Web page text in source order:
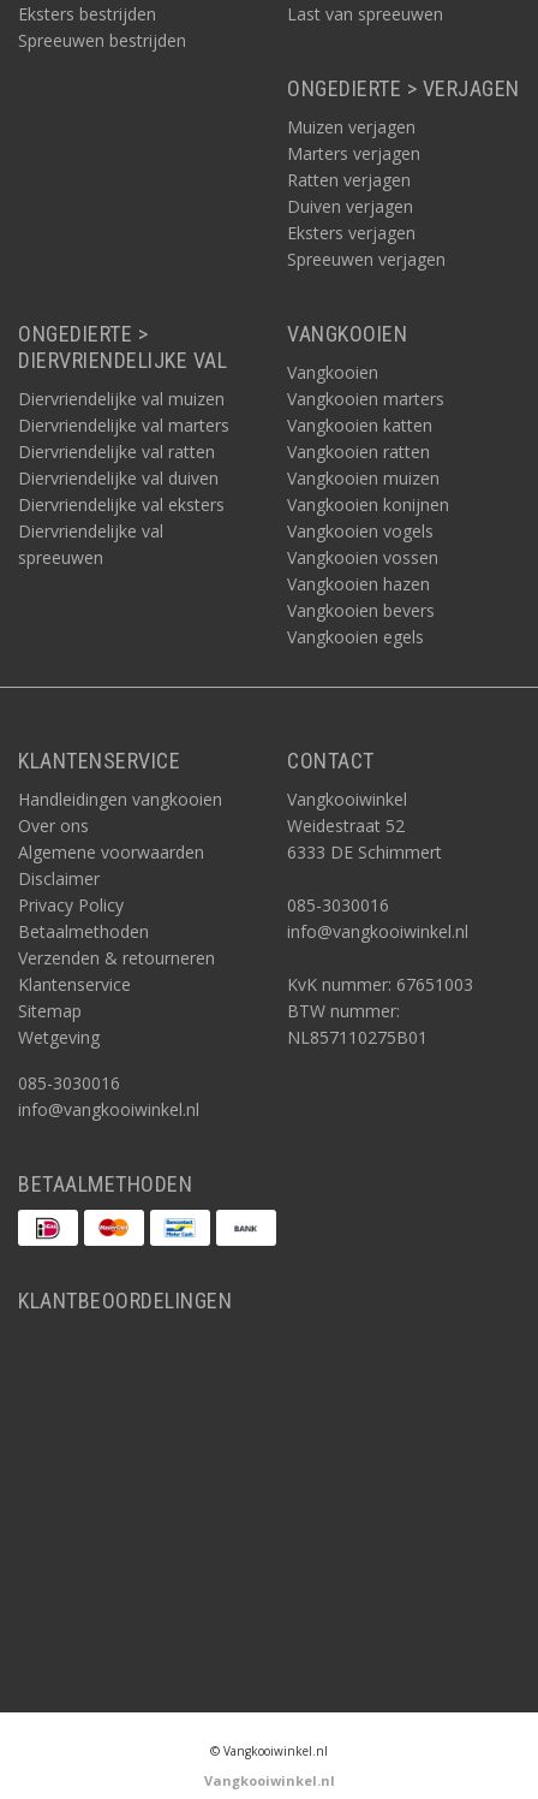
Eksters bestrijden
Spreeuwen bestrijden
Last van spreeuwen
ONGEDIERTE > VERJAGEN
Muizen verjagen
Marters verjagen
Ratten verjagen
Duiven verjagen
Eksters verjagen
Spreeuwen verjagen
ONGEDIERTE >
DIERVRIENDELIJKE VAL
Diervriendelijke val muizen
Diervriendelijke val marters
Diervriendelijke val ratten
Diervriendelijke val duiven
Diervriendelijke val eksters
Diervriendelijke val
spreeuwen
VANGKOOIEN
Vangkooien
Vangkooien marters
Vangkooien katten
Vangkooien ratten
Vangkooien muizen
Vangkooien konijnen
Vangkooien vogels
Vangkooien vossen
Vangkooien hazen
Vangkooien bevers
Vangkooien egels
KLANTENSERVICE
Handleidingen vangkooien
Over ons
Algemene voorwaarden
Disclaimer
Privacy Policy
Betaalmethoden
Verzenden & retourneren
Klantenservice
Sitemap
Wetgeving
085-3030016
info@vangkooiwinkel.nl
CONTACT
Vangkooiwinkel
Weidestraat 52
6333 DE Schimmert
085-3030016
info@vangkooiwinkel.nl
KvK nummer: 67651003
BTW nummer:
NL857110275B01
BETAALMETHODEN
KLANTBEOORDELINGEN
© Vangkooiwinkel.nl
Vangkooiwinkel.nl